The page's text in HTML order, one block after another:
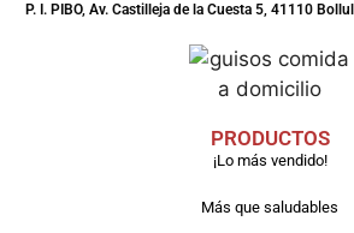
P. I. PIBO, Av. Castilleja de la Cuesta 5, 41110
PRODUCTOS
¡Lo más vendido!
Más que saludables